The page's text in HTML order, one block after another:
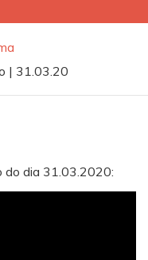
| 31.03.20
do dia 31.03.2020: